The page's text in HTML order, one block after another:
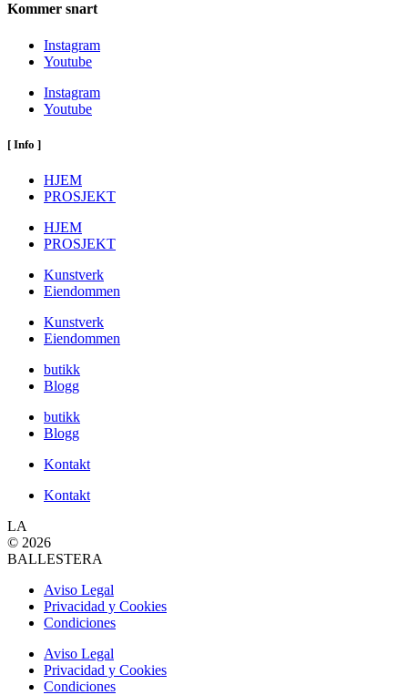
Kommer snart
Instagram
Youtube
Instagram
Youtube
[ Info ]
HJEM
PROSJEKT
HJEM
PROSJEKT
Kunstverk
Eiendommen
Kunstverk
Eiendommen
butikk
Blogg
butikk
Blogg
Kontakt
Kontakt
LA
© 2026
BALLESTERA
Aviso Legal
Privacidad y Cookies
Condiciones
Aviso Legal
Privacidad y Cookies
Condiciones